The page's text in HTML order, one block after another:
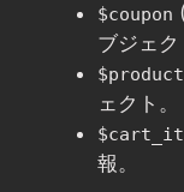
$coupon
ブジェク
$product
ェクト。
報。